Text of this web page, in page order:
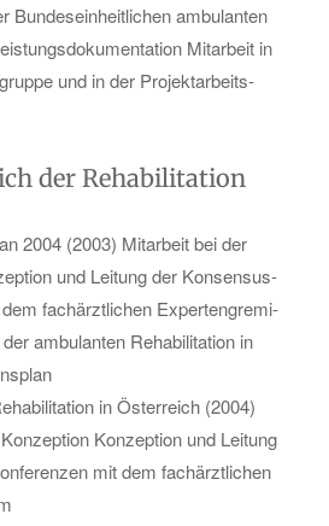
Bun­des­ein­heit­li­chen am­bu­lan­ten
Mit­ar­beit in
und in der Pro­jekt­ar­beits­
der Re­ha­bi­li­ta­ti­on
2004 (2003) Mit­ar­beit bei der
und Lei­tung der Kon­sen­sus­
fach­ärzt­li­chen Ex­per­ten­gre­mi­
am­bu­lan­ten Re­ha­bi­li­ta­ti­on in
in Ös­ter­reich (2004)
Kon­zep­ti­on und Lei­tung
mit dem fach­ärzt­li­chen